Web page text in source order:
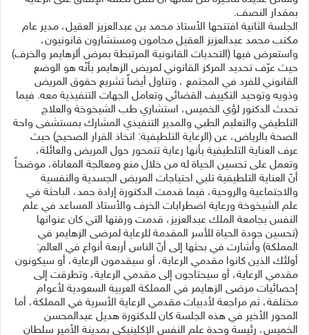
بمقدار النصف.
الجلسة الثانية افتتحها الأستاذ محمد بن عبدالعزيز العقيل، مدير عام
مكتب محمد عبدالعزيز العقيل محامون ومستشارون قانونيون،
واستعرض فيها (التحديات القانونية المرتبطة بمرض ألزهايمر والخرف)
حيث عرّف تحديد المركز القانوني لمريض الزهايمر بأنّه هو الوضع
القانوني للفرد في المجتمع ، وتناول أيضاً تشريع حقوق المريض
وذويه وتوحيد التكييف القضائي وتعامل الجهات التنفيذية معه. فيما
تحدث الدكتور لؤي الخميس، استشاري طب الشيخوخة والعلاج
التلطيفي والتعليم الطبي والمدير التنفيذي المشارك بمستشفى واحة
الصحة بالرياض، عن (الرعاية التلطيفية: اتخاذ القرار الصحيح) حيث
عرف العناية التلطيفية بأنها رعاية تتمحور حول المريض والعائلة،
وتعمل على تحسين الحياة له من خلال منع ومعالجة المعاناة، موضحاً
أنّ العناية التلطيفية تلبي احتياجات المريض الجسدية والنفسية
والاجتماعية والروحية، فيما قدمت الدكتورة إرادة حمد، الباحثة في
علم الشيخوخة ورعاية اضطرابات الخرف والأستاذ المساعد في علم
النفس بجامعة الملك عبدالعزيز، قدمت ورقتها التي كان عنوانها
(تحسين جودة الحياة للأسر المقدمة للرعاية لمرضى الزهايمر في
المملكة) وأشارت في بحثها إلى أنّ الناس أربعة أنواع في العالم:
أولئك الذين كانوا مقدمي الرعاية، أو سيقدمون الرعاية، أو سيكونون
مقدمي الرعاية، أو سيحتاجون إلى مقدمي الرعاية، وتطرقت إلى
إحصائيات مرضى الزهايمر في المملكة العربية السعودية لأعوام
مختلفة، ثم مراجعة لأدبيات مقدمي الرعاية الأسرية في المملكة، أما
المحور الأخير في هذه الجلسة كان للدكتورة هديل عبدالمحسن
الخميس، رئيسة وحدة علم النفس الإكلينيكي بمدينة الأمير سلطان